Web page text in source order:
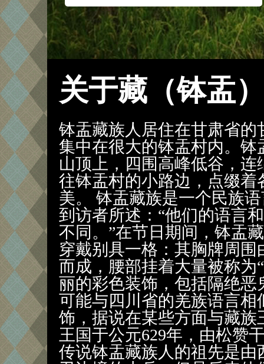
关于藏（钵盂
钵盂藏族人居住在甘肃省
集中在很大的钵盂村内。钵
山顶上，四围高峰低谷，
往钵盂村的小路边，点缀
美。 钵盂藏族是一个民族
到访者所述：“他们的语言
不同。”在节日期间，钵盂
穿戴别具一格：其胸牌周
而成，腰部挂着大量被称为
丽的彩色装饰，包括隔绝
可能与四川省的羌族语言
饰，据说在某些方面与藏
王国于公元629年，由松赞
传说钵盂藏族人的祖先是